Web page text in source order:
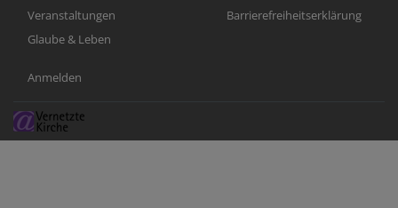
Veranstaltungen
Glaube & Leben
Barrierefreiheitserklärung
Benutzermenü
Anmelden